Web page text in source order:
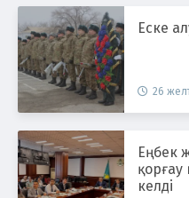
Еске
26
Еңбек
келді